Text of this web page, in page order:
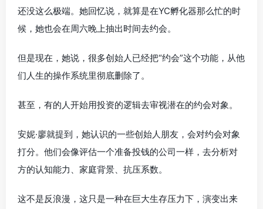
还没这么极端。她回忆说，就算是在YC孵化器那么忙的时
候，她也会在周六晚上抽出时间去约会。
但是现在，她说，很多创始人已经把“约会”这个功能，从他
们人生的操作系统里彻底删除了。
甚至，有的人开始用投资的逻辑去审视潜在的约会对象。
安妮·廖就提到，她认识的一些创始人朋友，会对约会对象
打分。他们会像评估一个准备投钱的公司一样，去分析对
方的认知能力、家庭背景、抗压系数。
这不是反浪漫，这只是一种在巨大生存压力下，演变出来